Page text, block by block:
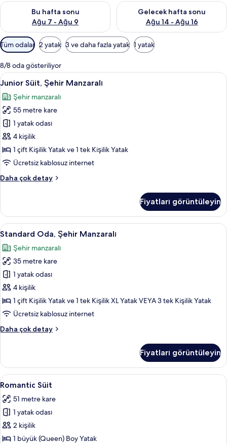
Bu hafta sonu
Ağu 7 - Ağu 9
Bu hafta sonu için müsaitliği kontrol et Ağu 7 - Ağu 9
Gelecek hafta sonu
Ağu 14 - Ağu 16
Önümüzdeki hafta sonu için
Odalar
için
mevcut
filtreler
Tüm odalar 2 yatak 3 ve daha fazla yatak 1 yatak
8/8 oda gösteriliyor
Junior
Süit,
Şehir
Manzaralı
için
tüm
fotoğrafları
görün
Junior Süit, Şehir Manzaralı | Mısır
5
Junior Süit, Şehir Manzaralı
Şehir manzaralı
55 metre kare
1 yatak odası
4 kişilik
1 çift Kişilik Yatak ve 1 tek Kişilik Yatak
Ücretsiz kablosuz internet
Daha çok detay
Junior
hakkında
daha
fazla
Fiyatları görüntüleyin
Standard
Oda,
Şehir
Manzaralı
için
tüm
fotoğrafları
görün
Standard Oda, Şehir Manzaralı |
5
Standard Oda, Şehir Manzaralı
Şehir manzaralı
35 metre kare
1 yatak odası
4 kişilik
1 çift Kişilik Yatak ve 1 tek Kişilik XL Yatak VEYA 3 tek Kişilik Yatak
Ücretsiz kablosuz internet
Daha çok detay
Standard
hakkında
daha
fazla
Fiyatları görüntüleyin
Romantic
Süit
için
tüm
fotoğrafları
görün
Romantic Süit | Mısır pamuklu çarşaf
7
Romantic Süit
51 metre kare
1 yatak odası
2 kişilik
1 büyük (Queen) Boy Yatak